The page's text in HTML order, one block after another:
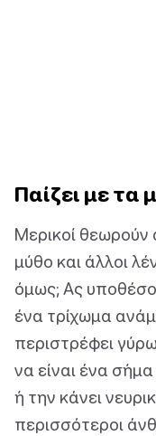
Παίζει με τα
Μερικοί θεωρούν
μύθο και άλλοι
όμως; Ας
ένα τρίχωμα
περιστρέφει
να είναι ένα
ή την κάνει
περισσότεροι